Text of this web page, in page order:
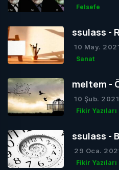
Felsefe
ssulass -
Dönem mi
Sonu mu?
10 May.
Sanat
meltem -
10 Şub. 2021
Fikir Yazıları
ssulass -
Yaşam,
29 Oca.
Fikir Yazıları